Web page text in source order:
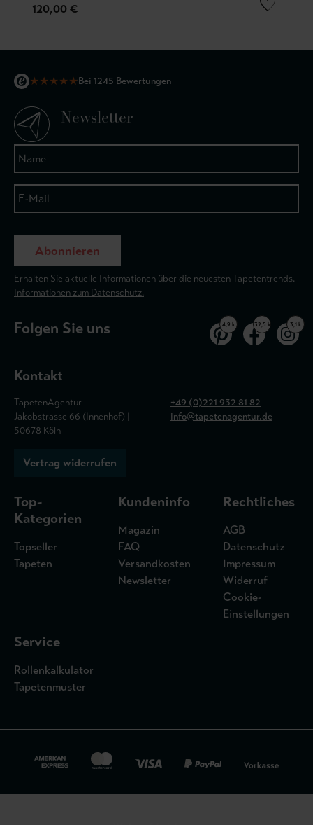
120,00 €
★★★★★Bei 1245 Bewertungen
Newsletter
Abonnieren
Erhalten Sie aktuelle Informationen über die neuesten Tapetentrends.
Informationen zum Datenschutz.
Folgen Sie uns 4,9 k 32,5 k 3,1 k
Kontakt
TapetenAgentur
Jakobstrasse 66 (Innenhof) |
50678 Köln
+49 (0)221 932 81 82
info@tapetenagentur.de
Vertrag widerrufen
Top-
Kategorien
Topseller
Tapeten
Kundeninfo
Magazin
FAQ
Versandkosten
Newsletter
Rechtliches
AGB
Datenschutz
Impressum
Widerruf
Cookie-
Einstellungen
Service
Rollenkalkulator
Tapetenmuster